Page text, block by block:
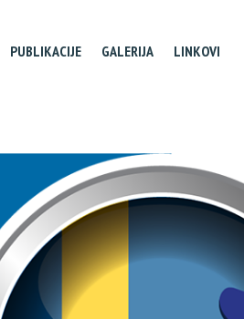
PUBLIKACIJE GALERIJA LINKOVI